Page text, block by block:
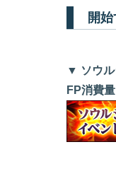
開
▼ ソウル
FP消費